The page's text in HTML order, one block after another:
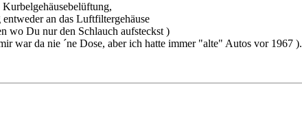
an das Luftfiltergehäuse
wo Du nur den Schlauch aufsteckst )
war da nie ´ne Dose, aber ich hatte immer "alte" Autos vor 1967 ).